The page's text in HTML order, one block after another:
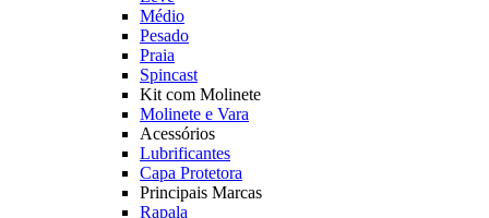
Médio
Pesado
Praia
Spincast
Kit com Molinete
Molinete e Vara
Acessórios
Lubrificantes
Capa Protetora
Principais Marcas
Rapala